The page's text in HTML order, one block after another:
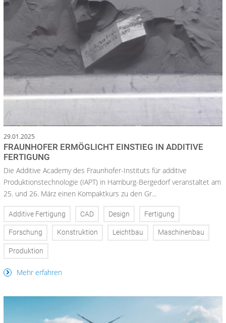
29.01.2025
FRAUNHOFER ERMÖGLICHT EINSTIEG IN ADDITIVE
FERTIGUNG
Die Additive Academy des Fraunhofer-Instituts für additive
Produktionstechnologie (IAPT) in Hamburg-Bergedorf veranstaltet am
25. und 26. März einen Kompaktkurs zu den Gr...
Additive Fertigung CAD Design Fertigung
Forschung Konstruktion Leichtbau Maschinenbau
Produktion
Mehr erfahren